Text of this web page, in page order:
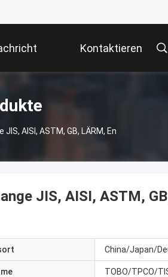
Kontaktieren
AISI, ASTM, GB, LÄRM, En
JIS, AISI, ASTM,
China/Japan/
TOBO/TPCO/